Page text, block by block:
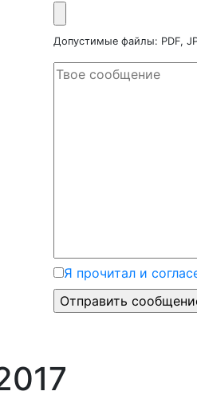
Допустимые файлы: PDF,
Я прочитал и